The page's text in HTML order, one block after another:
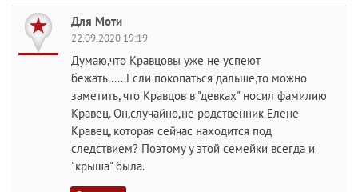
Для Моти
22.09.2020 19:19
Думаю,что Кравцовы уже не успеют
бежать......Если покопаться дальше,то можно
заметить, что Кравцов в "девках" носил фамилию
Кравец. Он,случайно,не родственник Елене
Кравец, которая сейчас находится под
следствием? Поэтому у этой семейки всегда и
"крыша" была.